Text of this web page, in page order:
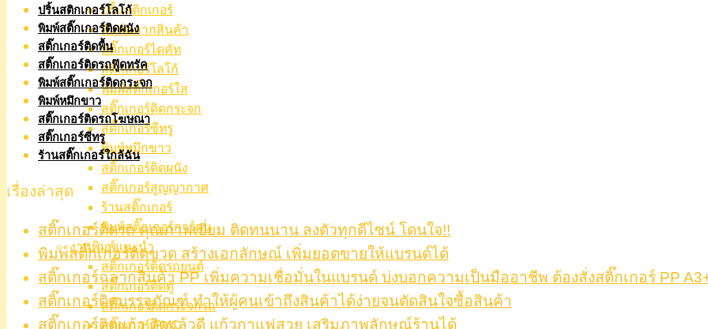
ปริ้นสติกเกอร์
พิมพ์ฉลากสินค้า
สติ๊กเกอร์ไดคัท
สติ๊กเกอร์โลโก้
พิมพ์สติ๊กเกอร์ใส
สติ๊กเกอร์ติดกระจก
สติ๊กเกอร์ซีทรู
พิมพ์หมึกขาว
สติ๊กเกอร์ติดผนัง
สติ๊กเกอร์สูญญากาศ
ร้านสติ๊กเกอร์
พิมพ์สติ๊กเกอร์การ์ตูน
งานพิมพ์แนะนำ
สติ๊กเกอร์ติดรถยนต์
สติ๊กเกอร์ติดตู้
สติ๊กเกอร์ติดกระจกรถ
สติ๊กเกอร์ PVC
ปริ้นสติกเกอร์โลโก้
พิมพ์สติ๊กเกอร์ติดผนัง
สติ๊กเกอร์ติดพื้น
สติ๊กเกอร์ติดรถฟู๊ดทรัค
พิมพ์สติ๊กเกอร์ติดกระจก
พิมพ์หมึกขาว
สติ๊กเกอร์ติดรถโฆษณา
สติ๊กเกอร์ซีทรู
ร้านสติ๊กเกอร์ใกล้ฉัน
เรื่องล่าสุด
สติ๊กเกอร์ติดรถ คุณภาพเยี่ยม ติดทนนาน ลงตัวทุกดีไซน์ โดนใจ!!
พิมพ์สติ๊กเกอร์ติดขวด สร้างเอกลักษณ์ เพิ่มยอดขายให้แบรนด์ได้
สติ๊กเกอร์ฉลากสินค้า PP เพิ่มความเชื่อมั่นในแบรนด์ บ่งบอกความเป็นมืออาชีพ ต้องสั่งสติ๊กเกอร์ PP
สติ๊กเกอร์ติดบรรจุภัณฑ์ ทำให้ผู้คนเข้าถึงสินค้าได้ง่ายจนตัดสินใจซื้อสินค้า
สติ๊กเกอร์ติดแก้ว ติดแล้วดี แก้วกาแฟสวย เสริมภาพลักษณ์ร้านได้